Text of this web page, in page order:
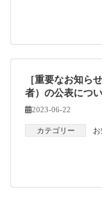
［重要なお知ら
者）の公表につ
2023-06-22
カテゴリー